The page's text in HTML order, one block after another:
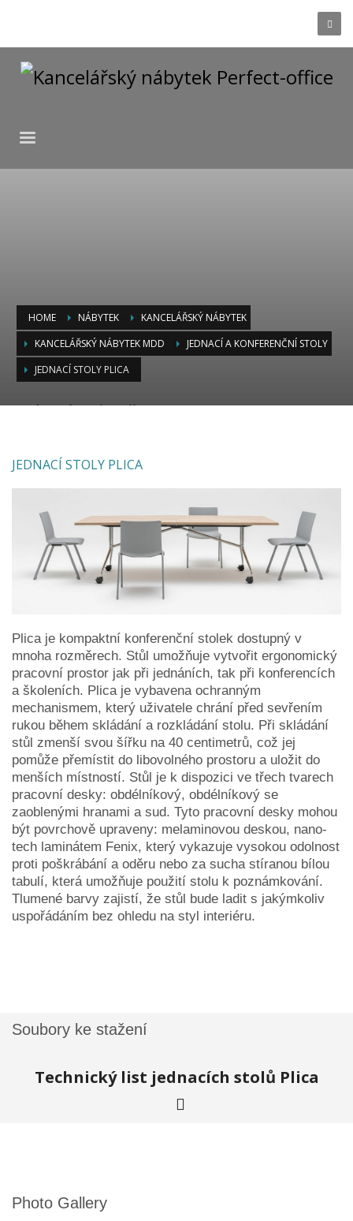
HOME NÁBYTEK
KANCELÁŘSKÝ NÁBYTEK
KANCELÁŘSKÝ NÁBYTEK MDD
JEDNACÍ A KONFERENČNÍ STOLY
JEDNACÍ STOLY PLICA
Jednací stoly Plica
JEDNACÍ STOLY PLICA
Plica je kompaktní konferenční stolek dostupný v
mnoha rozměrech. Stůl umožňuje vytvořit ergonomický
pracovní prostor jak při jednáních, tak při konferencích
a školeních. Plica je vybavena ochranným
mechanismem, který uživatele chrání před sevřením
rukou během skládání a rozkládání stolu. Při skládání
stůl zmenší svou šířku na 40 centimetrů, což jej
pomůže přemístit do libovolného prostoru a uložit do
menších místností. Stůl je k dispozici ve třech tvarech
pracovní desky: obdélníkový, obdélníkový se
zaoblenými hranami a sud. Tyto pracovní desky mohou
být povrchově upraveny: melaminovou deskou, nano-
tech laminátem Fenix, který vykazuje vysokou odolnost
proti poškrábání a oděru nebo za sucha stíranou bílou
tabulí, která umožňuje použití stolu k poznámkování.
Tlumené barvy zajistí, že stůl bude ladit s jakýmkoliv
uspořádáním bez ohledu na styl interiéru.
Soubory ke stažení
Technický list jednacích stolů Plica
Photo Gallery